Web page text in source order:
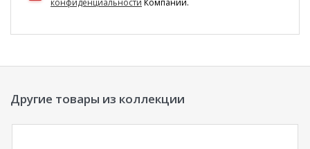
конфиденциальности Компании.
Другие товары из коллекции